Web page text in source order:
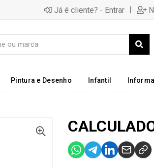
Já é cliente? - Entrar |
Pintura e Desenho Infantil